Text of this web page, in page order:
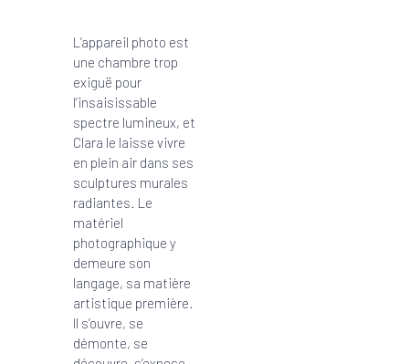
L’appareil photo est
une chambre trop
exiguë pour
l’insaisissable
spectre lumineux, et
Clara le laisse vivre
en plein air dans ses
sculptures murales
radiantes. Le
matériel
photographique y
demeure son
langage, sa matière
artistique première.
Il s’ouvre, se
démonte, se